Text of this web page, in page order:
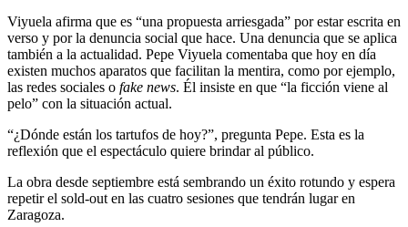
Viyuela afirma que es “una propuesta arriesgada” por estar escrita en
verso y por la denuncia social que hace. Una denuncia que se aplica
también a la actualidad. Pepe Viyuela comentaba que hoy en día
existen muchos aparatos que facilitan la mentira, como por ejemplo,
las redes sociales o fake news. Él insiste en que “la ficción viene al
pelo” con la situación actual.
“¿Dónde están los tartufos de hoy?”, pregunta Pepe. Esta es la
reflexión que el espectáculo quiere brindar al público.
La obra desde septiembre está sembrando un éxito rotundo y espera
repetir el sold-out en las cuatro sesiones que tendrán lugar en
Zaragoza.